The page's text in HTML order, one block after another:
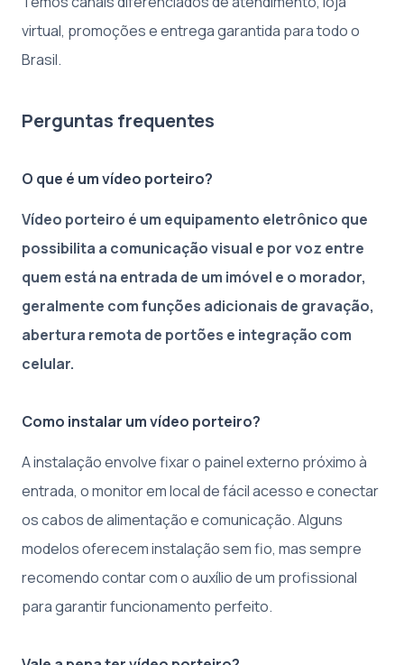
virtual, promoções e entrega garantida para todo o
Brasil.
Perguntas frequentes
O que é um vídeo porteiro?
Vídeo porteiro é um equipamento eletrônico que
possibilita a comunicação visual e por voz entre
quem está na entrada de um imóvel e o morador,
geralmente com funções adicionais de gravação,
abertura remota de portões e integração com
celular.
Como instalar um vídeo porteiro?
A instalação envolve fixar o painel externo próximo à
entrada, o monitor em local de fácil acesso e conectar
os cabos de alimentação e comunicação. Alguns
modelos oferecem instalação sem fio, mas sempre
recomendo contar com o auxílio de um profissional
para garantir funcionamento perfeito.